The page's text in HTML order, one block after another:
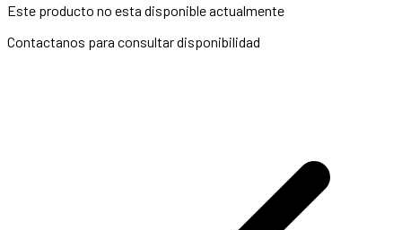
Este producto no esta disponible actualmente
Contactanos para consultar disponibilidad